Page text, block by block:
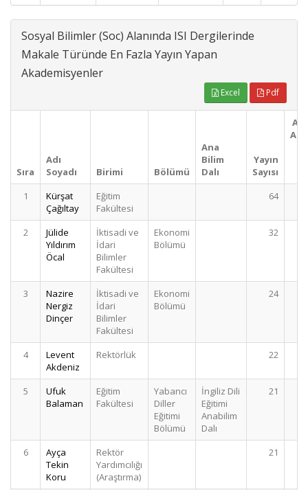
Sosyal Bilimler (Soc) Alanında ISI Dergilerinde
Makale Türünde En Fazla Yayın Yapan
Akademisyenler
Excel Pdf
Sıra
Adı
Soyadı
Birimi Bölümü
Ana
Bilim
Dalı
Yayın
Sayısı
1
Kürşat
Çağıltay
Eğitim
Fakültesi
64
2
Jülide
Yıldırım
Öcal
İktisadi ve
İdari
Bilimler
Fakültesi
Ekonomi
Bölümü
32
3
Nazire
Nergiz
Dinçer
İktisadi ve
İdari
Bilimler
Fakültesi
Ekonomi
Bölümü
24
4
Levent
Akdeniz
Rektörlük 22
5
Ufuk
Balaman
Eğitim
Fakültesi
Yabancı
Diller
Eğitimi
Bölümü
İngiliz Dili
Eğitimi
Anabilim
Dalı
21
6
Ayça
Tekin
Koru
Rektör
Yardımcılığı
(Araştırma)
21